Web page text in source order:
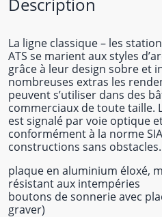
La ligne classique – les
ATS se marient aux styles
grâce à leur design sobre et
nombreuses extras les
peuvent s’utiliser dans des
commerciaux de toute taille.
est signalé par voie optique
conformément à la norme
constructions sans obstacles.
plaque en aluminium éloxé,
résistant aux intempéries
boutons de sonnerie avec
graver)